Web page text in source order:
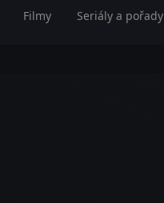
Filmy Seriály a pořady